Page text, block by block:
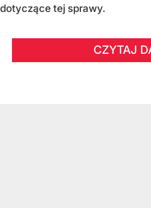
dotyczące tej sprawy.
CZYTAJ